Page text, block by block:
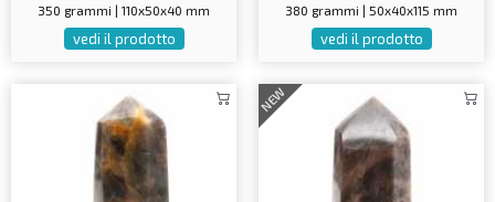
350 grammi | 110x50x40 mm
vedi il prodotto
380 grammi | 50x40x115 mm
vedi il prodotto
NEW